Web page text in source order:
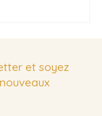
et soyez